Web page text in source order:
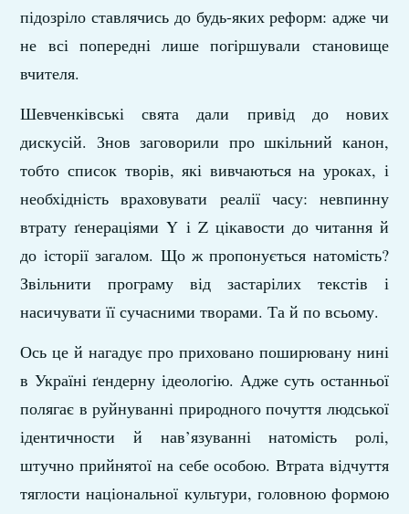
підозріло ставлячись до будь-яких реформ: адже чи
не всі попередні лише погіршували становище
вчителя.
Шевченківські свята дали привід до нових
дискусій. Знов заговорили про шкільний канон,
тобто список творів, які вивчаються на уроках, і
необхідність враховувати реалії часу: невпинну
втрату ґенераціями Y і Z цікавости до читання й
до історії загалом. Що ж пропонується натомість?
Звільнити програму від застарілих текстів і
насичувати її сучасними творами. Та й по всьому.
Ось це й нагадує про приховано поширювану нині
в Україні ґендерну ідеологію. Адже суть останньої
полягає в руйнуванні природного почуття людської
ідентичности й нав’язуванні натомість ролі,
штучно прийнятої на себе особою. Втрата відчуття
тяглости національної культури, головною формою